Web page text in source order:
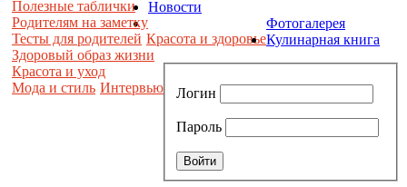
Полезные таблички
Родителям на заметку
Тесты для родителей Красота и здоровье
Здоровый образ жизни
Красота и уход
Мода и стиль Интервью
Новости
Фотогалерея
Кулинарная книга
Логин
Пароль